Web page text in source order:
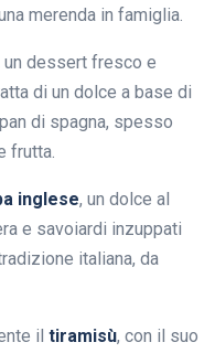
merenda in famiglia.
un dessert fresco e
di un dolce a base di
di spagna, spesso
frutta.
inglese, un dolce al
e savoiardi inzuppati
italiana, da
il tiramisù, con il suo